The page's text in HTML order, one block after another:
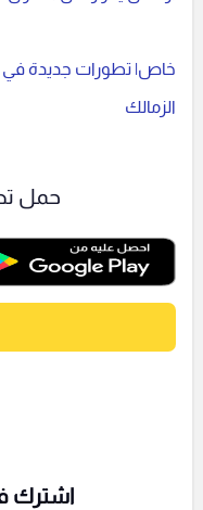
خاص| تطورات جديدة في
الزمالك
حمل
اشترك